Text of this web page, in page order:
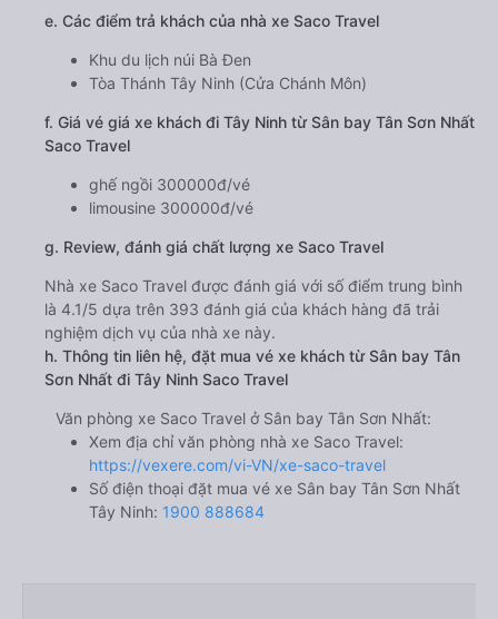
e. Các điểm trả khách của nhà xe Saco Travel
Khu du lịch núi Bà Đen
Tòa Thánh Tây Ninh (Cửa Chánh Môn)
f. Giá vé giá xe khách đi Tây Ninh từ Sân bay Tân Sơn Nhất
Saco Travel
ghế ngồi 300000đ/vé
limousine 300000đ/vé
g. Review, đánh giá chất lượng xe Saco Travel
Nhà xe Saco Travel được đánh giá với số điểm trung bình
là 4.1/5 dựa trên 393 đánh giá của khách hàng đã trải
nghiệm dịch vụ của nhà xe này.
h. Thông tin liên hệ, đặt mua vé xe khách từ Sân bay Tân
Sơn Nhất đi Tây Ninh Saco Travel
Văn phòng xe Saco Travel ở Sân bay Tân Sơn Nhất:
Xem địa chỉ văn phòng nhà xe Saco Travel:
https://vexere.com/vi-VN/xe-saco-travel
Số điện thoại đặt mua vé xe Sân bay Tân Sơn Nhất
Tây Ninh: 1900 888684